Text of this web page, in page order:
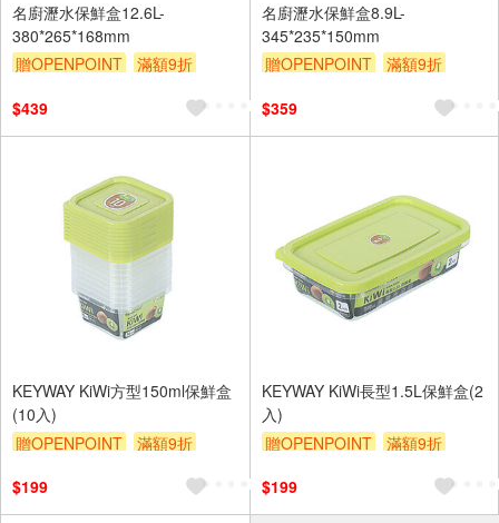
名廚瀝水保鮮盒12.6L-
380*265*168mm
贈OPENPOINT
滿額9折
$439
名廚瀝水保鮮盒8.9L-
345*235*150mm
贈OPENPOINT
滿額9折
$359
KEYWAY KiWi方型150ml保鮮盒
(10入)
贈OPENPOINT
滿額9折
$199
KEYWAY KiWi長型1.5L保鮮盒(2
入)
贈OPENPOINT
滿額9折
$199